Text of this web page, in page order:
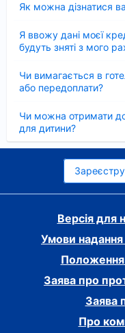
Як можна дізнатися
Я ввожу дані моєї
будуть зняті з мого
Чи вимагається в
або передоплати?
Чи можна отримати
для дитини?
Версія для
Умови надання
Положення
Заява про
Заява
Про